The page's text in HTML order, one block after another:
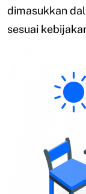
dimasukkan
sesuai